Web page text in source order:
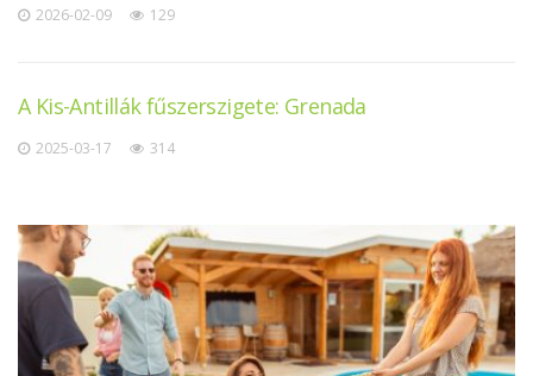
2026-02-09 129
A Kis-Antillák fűszerszigete: Grenada
2025-03-17 314